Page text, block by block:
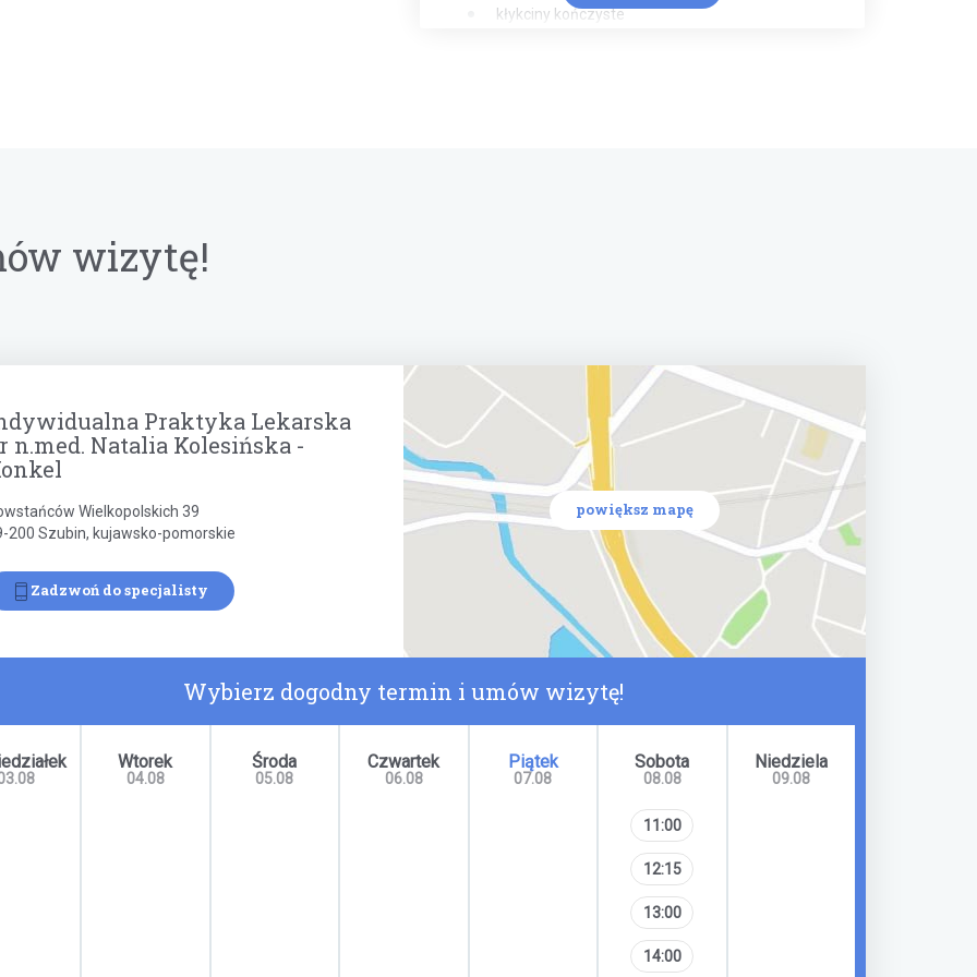
kłykciny kończyste
laserowe leczenie blizn, przebarwień , rozstępów ,
włókniaków
laserowa rewitalizacja pochwy
atrofia sromu
wizytę!
Praktyka Lekarska
n.med. Natalia Kolesińska -
Wielkopolskich 39
200 Szubin, kujawsko-pomorskie
Zadzwoń do specjalisty
powiększ mapę
Wybierz dogodny termin i umów wizytę!
Wtorek
04.08
Środa
05.08
Czwartek
06.08
Piątek
07.08
Sobota
08.08
11:00
12:15
13:00
14:00
Niedziela
09.08